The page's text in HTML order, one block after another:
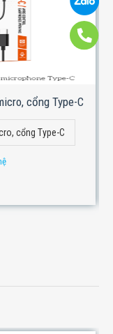
cổng Type-C
cổng Type-C